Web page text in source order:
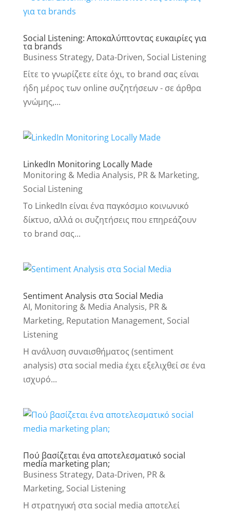
Social Listening: Αποκαλύπτοντας ευκαιρίες για
τα brands
Business Strategy, Data-Driven, Social Listening
Είτε το γνωρίζετε είτε όχι, το brand σας είναι
ήδη μέρος των online συζητήσεων - σε άρθρα
γνώμης,...
LinkedIn Monitoring Locally Made
Monitoring & Media Analysis, PR & Marketing,
Social Listening
Το LinkedIn είναι ένα παγκόσμιο κοινωνικό
δίκτυο, αλλά οι συζητήσεις που επηρεάζουν
το brand σας...
Sentiment Analysis στα Social Media
AI, Monitoring & Media Analysis, PR &
Marketing, Reputation Management, Social
Listening
Η ανάλυση συναισθήματος (sentiment
analysis) στα social media έχει εξελιχθεί σε ένα
ισχυρό...
Πού βασίζεται ένα αποτελεσματικό social
media marketing plan;
Business Strategy, Data-Driven, PR &
Marketing, Social Listening
Η στρατηγική στα social media αποτελεί